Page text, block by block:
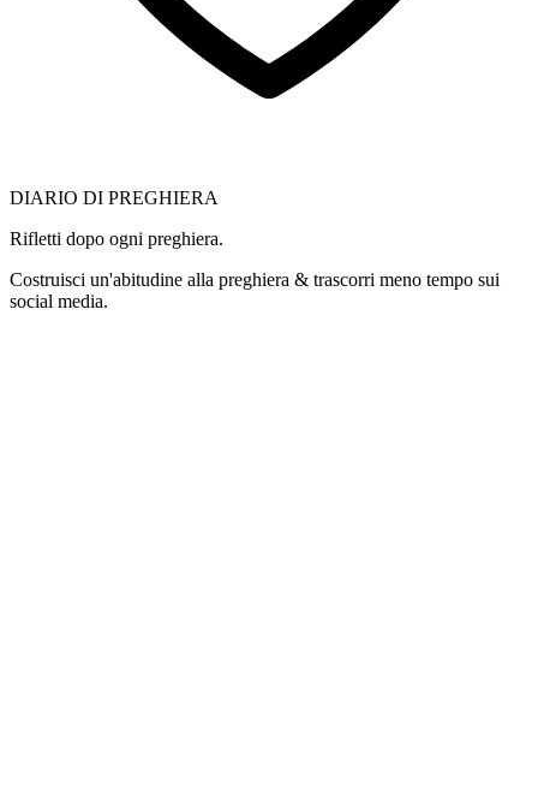
DIARIO DI PREGHIERA
Rifletti dopo ogni preghiera.
Costruisci un'abitudine alla preghiera & trascorri meno tempo sui
social media.